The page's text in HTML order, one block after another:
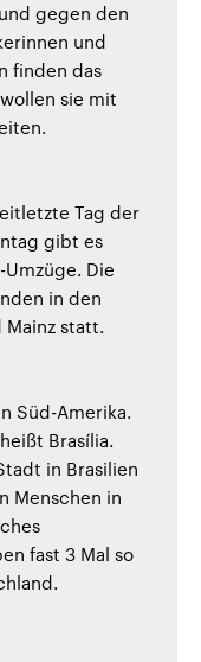
gegen den
und
finden das
sie mit
Tag der
gibt es
Die
in den
Mainz statt.
Süd-Amerika.
Brasília.
in Brasilien
Menschen in
fast 3 Mal so